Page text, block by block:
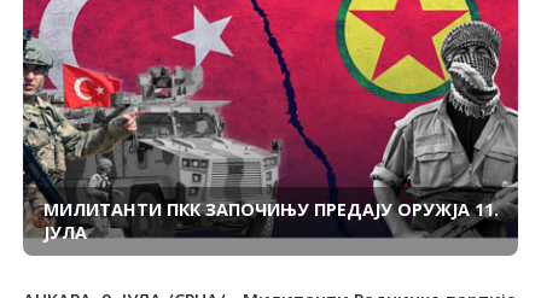
МИЛИТАНТИ ПКК ЗАПОЧИЊУ ПРЕДАЈУ ОРУЖЈА 11.
ЈУЛА